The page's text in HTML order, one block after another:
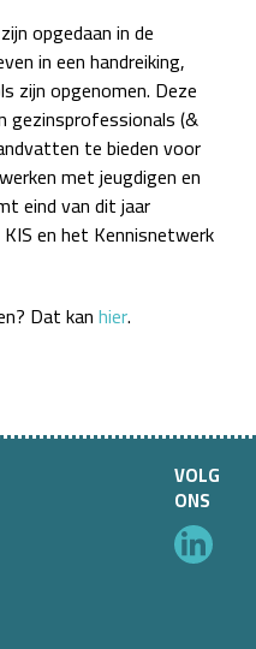
opgedaan in de
in een handreiking,
zijn opgenomen. Deze
gezinsprofessionals (&
te bieden voor
met jeugdigen en
eind van dit jaar
en het Kennisnetwerk
Dat kanhier.
VOLG
ONS